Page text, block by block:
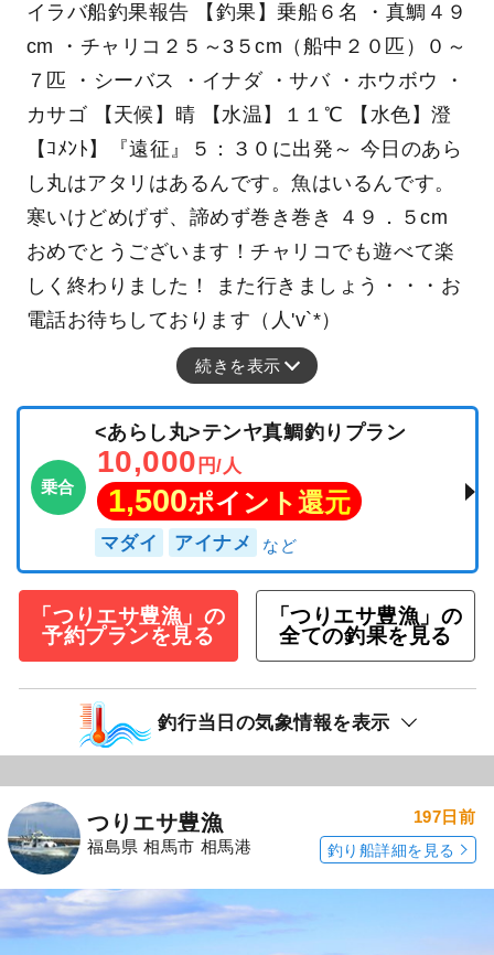
イラバ船釣果報告 【釣果】乗船６名 ・真鯛４９
cm ・チャリコ２５～3５cm（船中２０匹）０～
７匹 ・シーバス ・イナダ ・サバ ・ホウボウ ・
カサゴ 【天候】晴 【水温】１１℃ 【水色】澄
【ｺﾒﾝﾄ】『遠征』５：３０に出発～ 今日のあら
し丸はアタリはあるんです。魚はいるんです。
寒いけどめげず、諦めず巻き巻き ４９．５cm
おめでとうございます！チャリコでも遊べて楽
しく終わりました！ また行きましょう・・・お
電話お待ちしております（人'v`*）
続きを表示
乗合
<あらし丸>テンヤ真鯛釣りプラン
10,000 円/人
1,500ポイント還元
マダイ アイナメ
「つりエサ豊漁」の
予約プランを見る
「つりエサ豊漁」の
全ての釣果を見る
釣行当日の気象情報を表示
つりエサ豊漁
福島県 相馬市 相馬港
197日前
釣り船詳細を見る